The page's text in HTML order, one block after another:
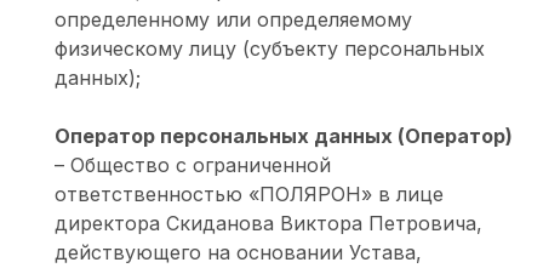
определенному или определяемому
физическому лицу (субъекту персональных
данных);
Оператор персональных данных (Оператор)
– Общество с ограниченной
ответственностью «ПОЛЯРОН» в лице
директора Скиданова Виктора Петровича,
действующего на основании Устава,